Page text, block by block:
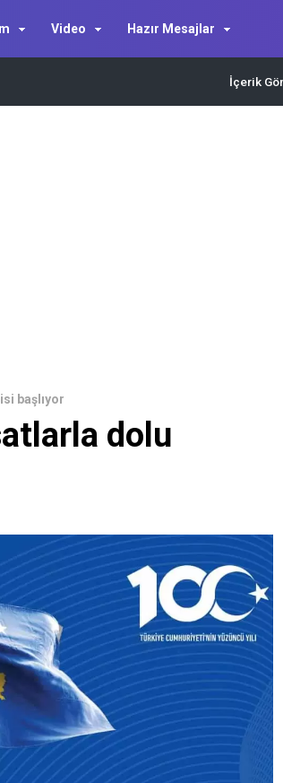
Video Hazır Mesajlar
İçerik
başlıyor
dolu